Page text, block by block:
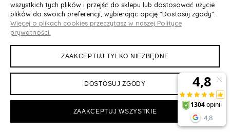
O NAS
Deluxury.pl
wszystkich tych plików i przejść do sklepu lub dostosować użycie
plików do swoich preferencji, wybierając opcję "Dostosuj zgody".
Więcej o plikach cookies przeczytasz w naszej Polityce
prywatności.
ZAAKCEPTUJ TYLKO NIEZBĘDNE
DOSTOSUJ ZGODY
ZAAKCEPTUJ WSZYSTKIE